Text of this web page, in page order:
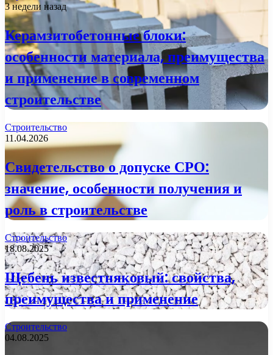
3 недели назад
Керамзитобетонные блоки:
особенности материала, преимущества
и применение в современном
строительстве
Строительство
11.04.2026
Свидетельство о допуске СРО:
значение, особенности получения и
роль в строительстве
Строительство
18.08.2025
Щебень известняковый: свойства,
преимущества и применение
Строительство
04.08.2025